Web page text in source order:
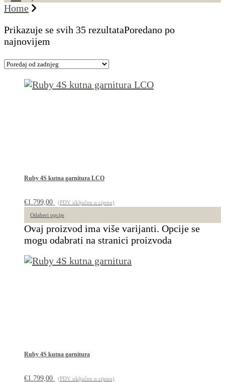
Home
Prikazuje se svih 35 rezultataPoredano po
najnovijem
Ruby 4S kutna garnitura LCO
€1.799,00 (PDV uključen u cijenu)
Odaberi opcije
Ovaj proizvod ima više varijanti. Opcije se
mogu odabrati na stranici proizvoda
Ruby 4S kutna garnitura
€1.799,00 (PDV uključen u cijenu)